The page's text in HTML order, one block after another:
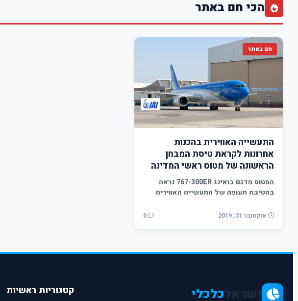
הכי חם באתר
חם באתר
התעשייה האווירית בהכנות
אחרונות לקראת טיסת המבחן
הראשונה של מטוס ראשי המדינה
המטוס מדגם בואינג 767-300ER נראה
בחטיבת תעופה של התעשייה האווירית
ל"נסיעת…
אוקטובר 31, 2019
כלכלי קטגוריות ראשיות